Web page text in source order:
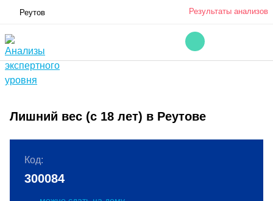
Реутов Результаты анализов
Лишний вес (с 18 лет) в Реутове
Код:
300084